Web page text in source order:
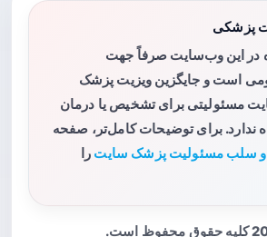
پزشکی
در این وب‌سایت صرفاً جهت
است و جایگزین ویزیت پزشک
مسئولیتی برای تشخیص یا درمان
ندارد. برای توضیحات کامل‌تر، صفحه
سلب مسئولیت پزشک سایت را